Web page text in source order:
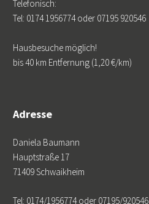
Telefonisch:
Tel: 0174 1956774 oder 07195 920546
Hausbesuche möglich!
bis 40 km Entfernung (1,20 €/km)
Adresse
Daniela Baumann
Hauptstraße 17
71409 Schwaikheim
Tel: 0174/1956774 oder 07195/920546